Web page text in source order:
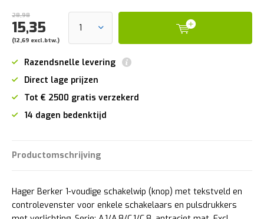
28,98
15,35
(12,69 excl.btw.)
Razendsnelle levering
Direct lage prijzen
Tot € 2500 gratis verzekerd
14 dagen bedenktijd
Productomschrijving
Hager Berker 1-voudige schakelwip (knop) met tekstveld en
controlevenster voor enkele schakelaars en pulsdrukkers